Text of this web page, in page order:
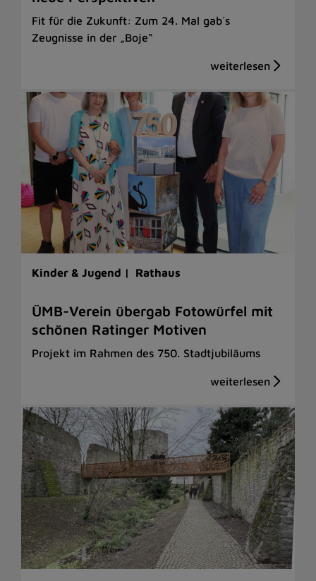
Fit für die Zukunft: Zum 24. Mal gab´s
Zeugnisse in der „Boje“
Kinder & Jugend | Rathaus
ÜMB-Verein übergab Fotowürfel mit
schönen Ratinger Motiven
Projekt im Rahmen des 750. Stadtjubiläums